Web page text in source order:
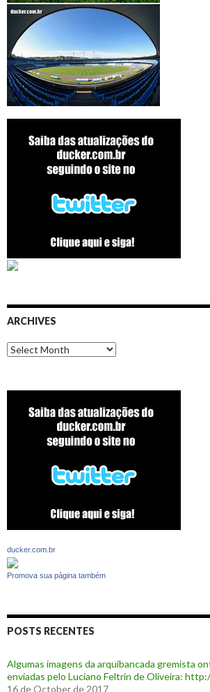
ARCHIVES
Archives
ducker.com.br
Promova sua página também
POSTS RECENTES
Algumas imagens da arquibancada gremista
enviadas pelo Luciano Feltrin de Oliveira:
16 de October de 2017